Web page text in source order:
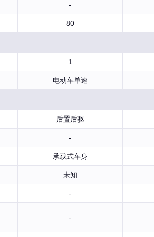
-
80
1
电动车单速
后置后驱
-
承载式车身
未知
-
-